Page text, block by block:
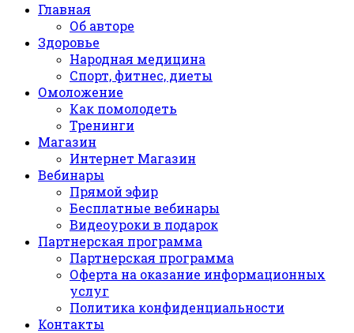
Главная
Об авторе
Здоровье
Народная медицина
Спорт, фитнес, диеты
Омоложение
Как помолодеть
Тренинги
Магазин
Интернет Магазин
Вебинары
Прямой эфир
Бесплатные вебинары
Видеоуроки в подарок
Партнерская программа
Партнерская программа
Оферта на оказание информационных
услуг
Политика конфиденциальности
Контакты